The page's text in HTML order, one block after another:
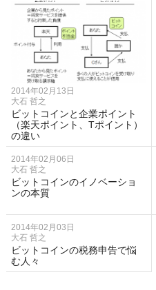
2014年02月13日
大石 哲之
ビットコインと企業ポイント
（楽天ポイント、Tポイント）
の違い
2014年02月06日
大石 哲之
ビットコインのイノベーショ
ンの本質
2014年02月03日
大石 哲之
ビットコインの税務申告で悩
む人々